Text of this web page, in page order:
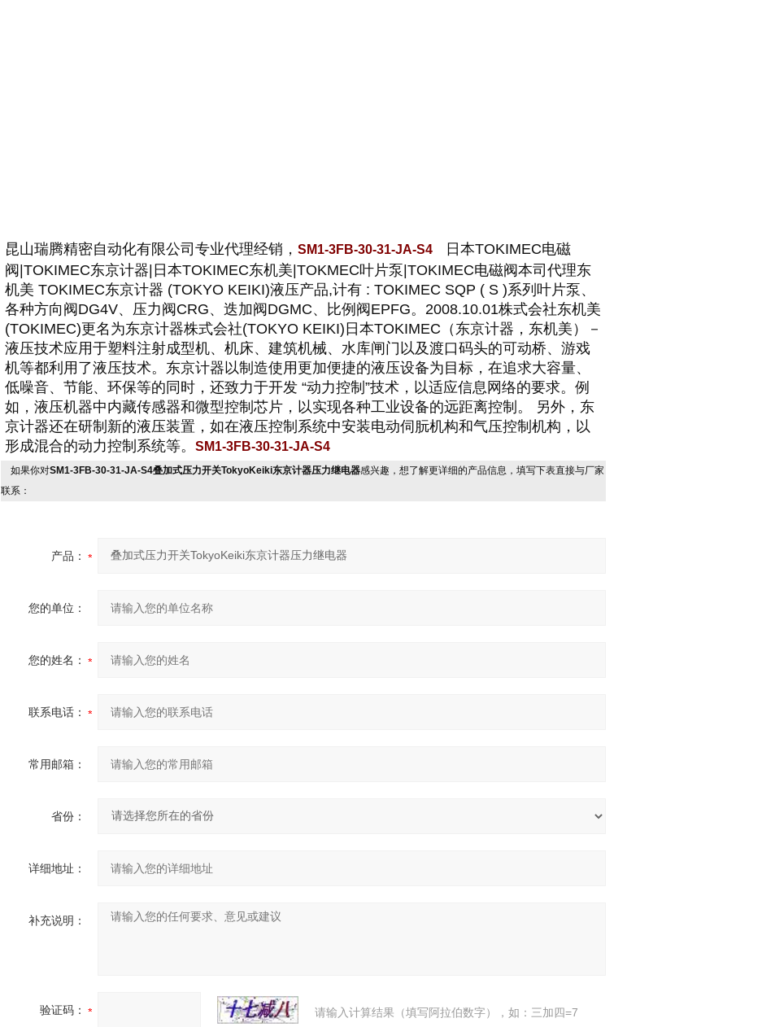
昆山瑞腾精密自动化有限公司专业代理经销， SM1-3FB-30-31-JA-S4
日本TOKIMEC电磁
阀|TOKIMEC东京计器|日本TOKIMEC东机美|TOKMEC叶片泵|TOKIMEC电磁阀本司代理东
机美 TOKIMEC东京计器 (TOKYO KEIKI)液压产品,计有 : TOKIMEC SQP ( S )系列叶片泵、
各种方向阀DG4V、压力阀CRG、迭加阀DGMC、比例阀EPFG。2008.10.01株式会社东机美
(TOKIMEC)更名为东京计器株式会社(TOKYO KEIKI)日本TOKIMEC（东京计器，东机美）－
液压技术应用于塑料注射成型机、机床、建筑机械、水库闸门以及渡口码头的可动桥、游戏
机等都利用了液压技术。东京计器以制造使用更加便捷的液压设备为目标，在追求大容量、
低噪音、节能、环保等的同时，还致力于开发 “动力控制”技术，以适应信息网络的要求。例
如，液压机器中内藏传感器和微型控制芯片，以实现各种工业设备的远距离控制。 另外，东
京计器还在研制新的液压装置，如在液压控制系统中安装电动伺朊机构和气压控制机构，以
形成混合的动力控制系统等。 SM1-3FB-30-31-JA-S4
如果你对SM1-3FB-30-31-JA-S4叠加式压力开关TokyoKeiki东京计器压力继电器感兴趣，想了解更详细的产品信息，填写下表直接与厂家
联系：
产品：
您的单位：
您的姓名：
联系电话：
常用邮箱：
省份：
详细地址：
补充说明：
验证码： 请输入计算结果（填写阿拉伯数字），如：三加四=7